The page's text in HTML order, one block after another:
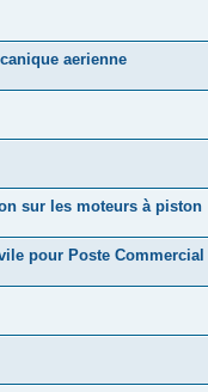
aerienne
sur les moteurs à piston
pour Poste Commercial